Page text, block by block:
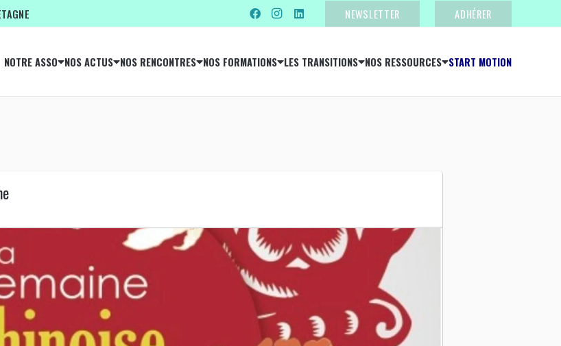
NEWSLETTER ADHÉRER
NOTRE ASSO NOS ACTUS NOS RENCONTRES NOS FORMATIONS LES TRANSITIONS NOS RESSOURCES START MOTION